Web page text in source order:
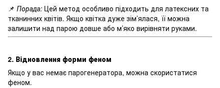
📌 Порада: Цей метод особливо підходить для латексних та
тканинних квітів. Якщо квітка дуже зім’ялася, її можна
залишити над парою довше або м’яко вирівняти руками.
2. Відновлення форми феном
Якщо у вас немає парогенератора, можна скористатися
феном.